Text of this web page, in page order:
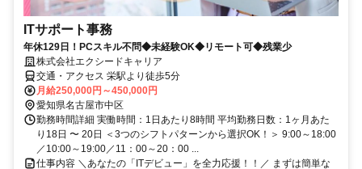
ITサポート事務
年休129日！PCスキル不問◆未経験OK◆リモート可◆残業少
株式会社エクシードキャリア
交通・アクセス 栄駅より徒歩5分
月給250,000円～450,000円
愛知県名古屋市中区
勤務時間詳細 実働時間：1日あたり8時間 平均勤務日数：1ヶ月あた
り18日 〜 20日 ＜3つのシフトパターンから選択OK！＞ 9:00～18:00
／10:00～19:00／11：00～20：00 ...
仕事内容 ＼あなたの「ITデビュー」を全力応援！！／ まずは簡単な